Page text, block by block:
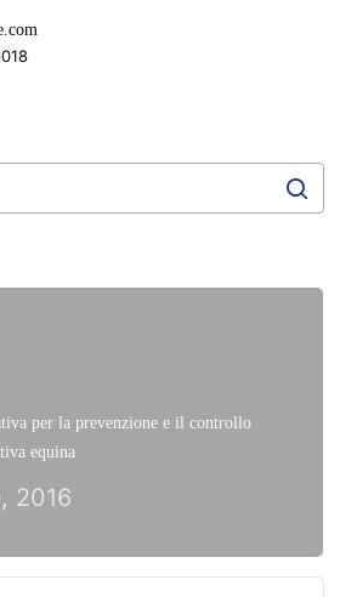
per la prevenzione e il controllo
equina
2016